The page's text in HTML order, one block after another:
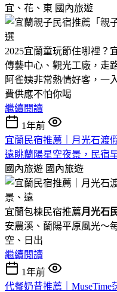
宜、花、東 國內旅遊
2025宜蘭童玩節住哪裡？
傳藝中心、觀光工廠，走
阿雀姨非常熱情好客，一
費供應不怕你喝
繼續閱讀
1年前
宜蘭民宿推薦｜月光石渡
遠眺蘭陽星空夜景，民宿
國內旅遊 國內旅遊
宜蘭包棟民宿推薦月光石
安農溪、蘭陽平原風光～
空、日出
繼續閱讀
1年前
代餐奶昔推薦｜